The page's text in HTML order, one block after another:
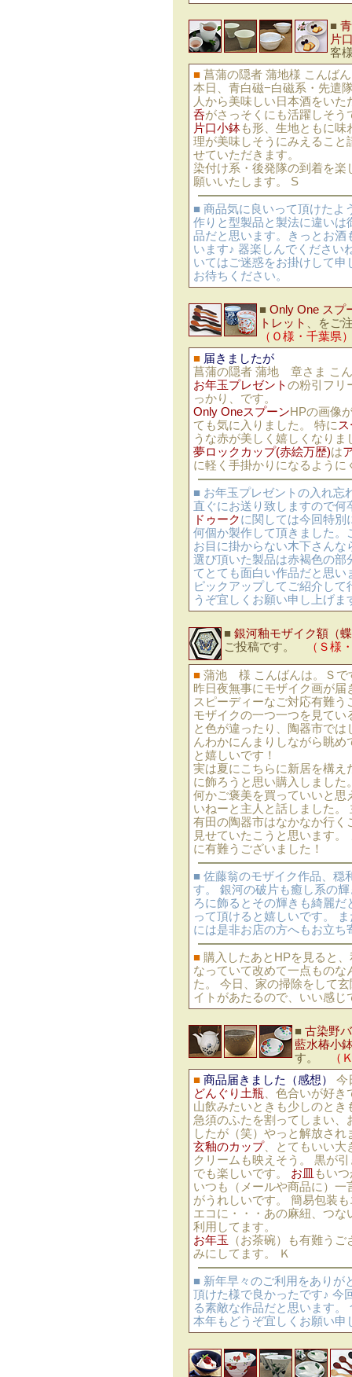
■
片
客
■ 菖蒲の隠者 蒲地様 こんば
本日、青白磁−白磁系・先遣
人から美味しい日本酒をい
呑がさっそくにも活躍しそう
片口小鉢も形、生地ともに
理が美味しそうにみえるこ
せていただきます。
染付け系・後発隊の到着を
願いいたします。 S
■ 商品気に良いって頂けたよ
作りと型製品と製法に違い
品だと思います。きっとお
います♪ 器楽しんでください
いてはご迷惑をお掛けして
お待ちください。
■ Only One スプ
トレット
、をご
（Ｏ様・千葉県
■ 届きましたが
菖蒲の隠者 蒲地 章さま こ
お年玉プレゼントの粉引フリ
っかり、です。
Only OneスプーンHPの画像
ても気に入りました。 特に
うな赤が美しく嬉しくなりま
夢ロックカップ(赤絵万歴)は
に軽く手掛かりになるよう
■ お年玉プレゼントの入れ忘
直ぐにお送り致しますので何
ドゥークに関しては今回特別
何個か製作して頂きました
お目に掛からない木下さん
選び頂いた製品は赤褐色の
てとても面白い作品だと思
ピックアップしてご紹介し
うぞ宜しくお願い申し上げま
■ 銀河釉モザイク額（
ご投稿です。
（Ｓ様
■ 蒲池 様 こんばんは。Ｓで
昨日夜無事にモザイク画が
スピーディーなご対応有難う
モザイクの一つ一つを見て
と色が違ったり、陶器市で
んわかにんまりしながら眺
と嬉しいです！
実は夏にこちらに新居を構
に飾ろうと思い購入しまし
何かご褒美を買っていいと
いねーと主人と話しました
有田の陶器市はなかなか行
見せていたこうと思います
に有難うございました！
■ 佐藤翁のモザイク作品、穏
す。 銀河の破片も癒し系の
ろに飾るとその輝きも綺麗
って頂けると嬉しいです。
には是非お店の方へもお立ち
■ 購入したあとHPを見ると
なっていて改めて一点もの
た。 今日、家の掃除をして
イトがあたるので、いい感
■ 古染野
藍水椿小
す。
（
■ 商品届きました（感想）
今
どんぐり土瓶 、色合いが好
山飲みたいときも少しのと
急須のふたを割ってしまい
したが（笑）やっと解放さ
玄釉のカップ、とてもいい大
クリームも映えそう。 黒が
でも楽しいです。 お皿 もい
いつも（メールや商品に）
がうれしいです。 簡易包装
エコに・・・あの麻紐、つ
利用してます。
お年玉
（お茶碗）も有難う
みにしてます。 Ｋ
■ 新年早々のご利用をありが
頂けた様で良かったです♪ 今
る素敵な作品だと思います
本年もどうぞ宜しくお願い申